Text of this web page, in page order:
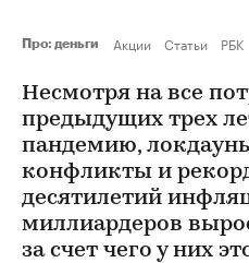
Про: деньги Акции Статьи РБК
Несмотря на все
предыдущих трех
пандемию,
конфликты и
десятилетий
миллиардеров
за счет чего у них